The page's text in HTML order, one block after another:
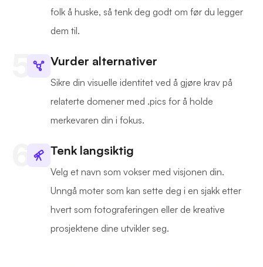
folk å huske, så tenk deg godt om før du legger
dem til.
Vurder alternativer
Sikre din visuelle identitet ved å gjøre krav på
relaterte domener med .pics for å holde
merkevaren din i fokus.
Tenk langsiktig
Velg et navn som vokser med visjonen din.
Unngå moter som kan sette deg i en sjakk etter
hvert som fotograferingen eller de kreative
prosjektene dine utvikler seg.